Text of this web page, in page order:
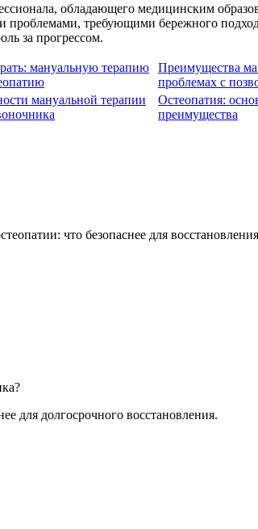
обладающего медицинским
требующими бережного
за прогрессом.
мануальную терапию
Преимущества
проблемах с
мануальной терапии
Остеопатия:
преимущества
для долгосрочного восстановления.